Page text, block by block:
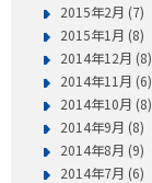
2015年2月 (7)
2015年1月 (8)
2014年12月 (8)
2014年11月 (6)
2014年10月 (8)
2014年9月 (8)
2014年8月 (9)
2014年7月 (6)